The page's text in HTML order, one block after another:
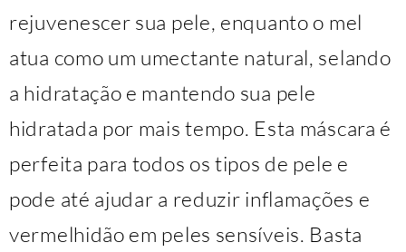
rejuvenescer sua pele, enquanto o mel
atua como um umectante natural, selando
a hidratação e mantendo sua pele
hidratada por mais tempo. Esta máscara é
perfeita para todos os tipos de pele e
pode até ajudar a reduzir inflamações e
vermelhidão em peles sensíveis. Basta